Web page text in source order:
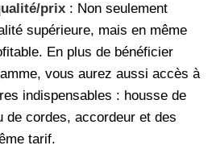
prix : Non seulement
supérieure, mais en même
En plus de bénéficier
vous aurez aussi accès à
indispensables : housse de
de cordes, accordeur et des
tarif.